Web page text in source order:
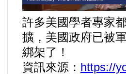
兩岸/大陸
寵物/動保
許多美國學者專家
擴，美國政府已被
綁架了！
資訊來源： https://